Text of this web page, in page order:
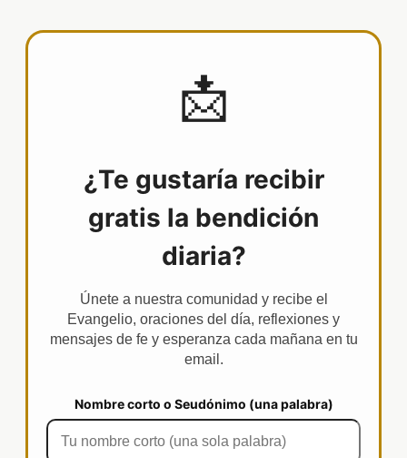
📩
¿Te gustaría recibir
gratis la bendición
diaria?
Únete a nuestra comunidad y recibe el
Evangelio, oraciones del día, reflexiones y
mensajes de fe y esperanza cada mañana en tu
email.
Nombre corto o Seudónimo (una palabra)